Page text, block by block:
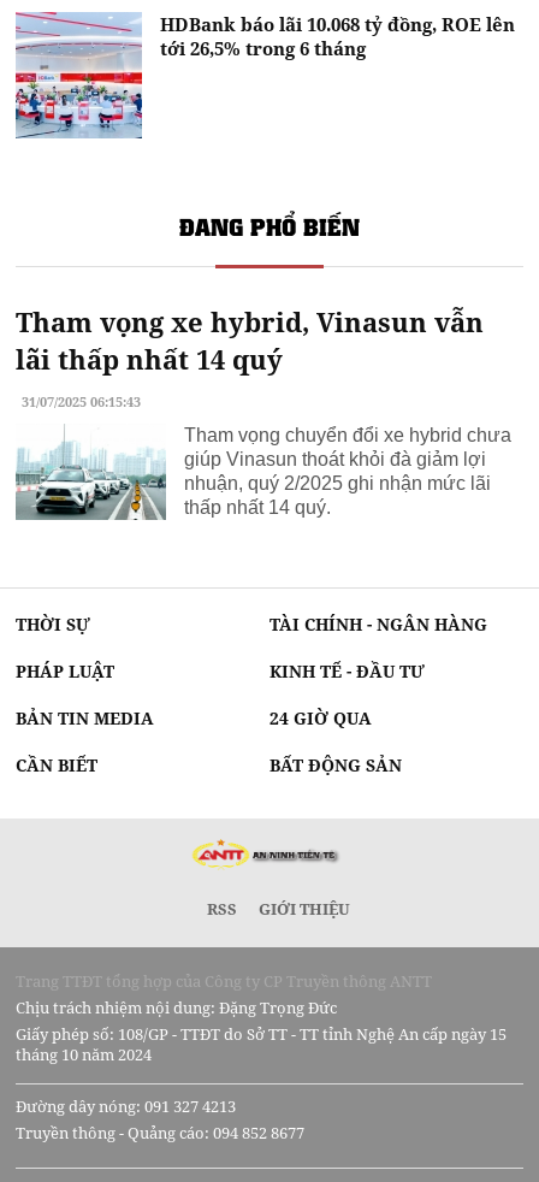
HDBank báo lãi 10.068 tỷ đồng, ROE lên
tới 26,5% trong 6 tháng
ĐANG PHỔ BIẾN
Tham vọng xe hybrid, Vinasun vẫn
lãi thấp nhất 14 quý
31/07/2025 06:15:43
Tham vọng chuyển đổi xe hybrid chưa
giúp Vinasun thoát khỏi đà giảm lợi
nhuận, quý 2/2025 ghi nhận mức lãi
thấp nhất 14 quý.
THỜI SỰ TÀI CHÍNH - NGÂN HÀNG
PHÁP LUẬT KINH TẾ - ĐẦU TƯ
BẢN TIN MEDIA 24 GIỜ QUA
CẦN BIẾT BẤT ĐỘNG SẢN
RSS GIỚI THIỆU
Trang TTĐT tổng hợp của Công ty CP Truyền thông ANTT
Chịu trách nhiệm nội dung: Đặng Trọng Đức
Giấy phép số: 108/GP - TTĐT do Sở TT - TT tỉnh Nghệ An cấp ngày 15
tháng 10 năm 2024
Đường dây nóng: 091 327 4213
Truyền thông - Quảng cáo: 094 852 8677